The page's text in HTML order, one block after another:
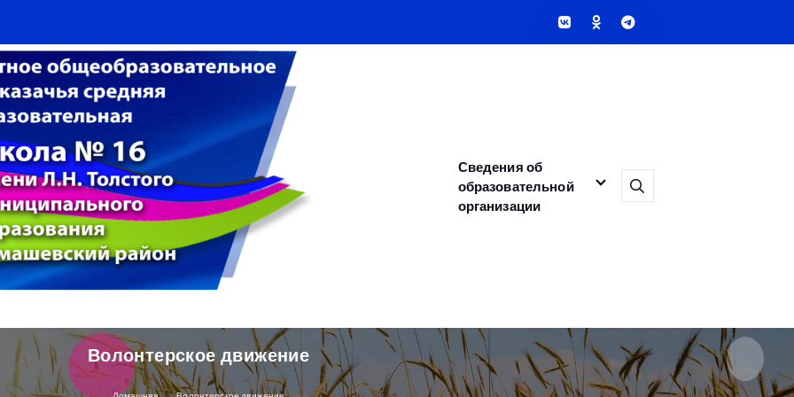
Сведения об
образовательной
организации
Волонтерское движение